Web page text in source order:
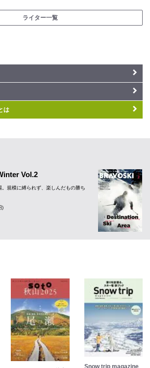
ライター一覧
は
Vol.2
規模に縛られず、楽しんだもの勝ち
)
Snow trip magazine